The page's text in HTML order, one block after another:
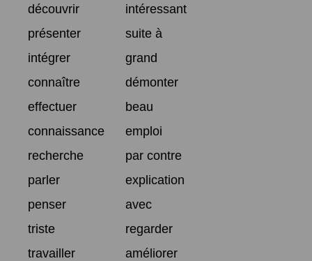
découvrir
intéressant
présenter
suite à
intégrer
grand
connaître
démonter
effectuer
beau
connaissance
emploi
recherche
par contre
parler
explication
penser
avec
triste
regarder
travailler
améliorer